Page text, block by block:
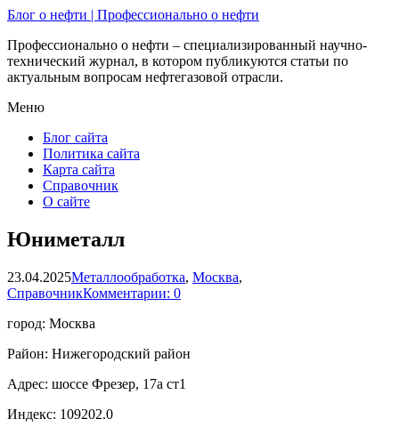
Блог о нефти | Профессионально о нефти
Профессионально о нефти – специализированный научно-
технический журнал, в котором публикуются статьи по
актуальным вопросам нефтегазовой отрасли.
Меню
Блог сайта
Политика сайта
Карта сайта
Справочник
О сайте
Юниметалл
23.04.2025Металлообработка, Москва,
СправочникКомментарии: 0
город: Москва
Район: Нижегородский район
Адрес: шоссе Фрезер, 17а ст1
Индекс: 109202.0